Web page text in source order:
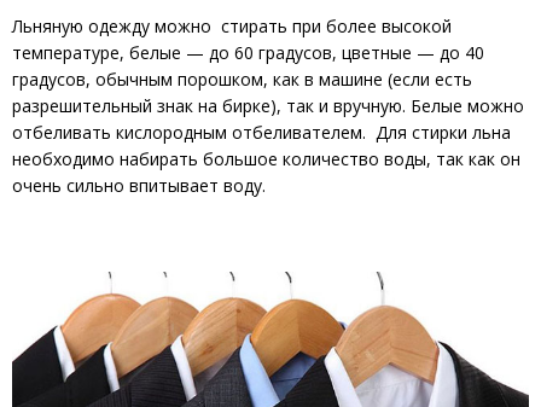
Льняную одежду можно стирать при более высокой
температуре, белые — до 60 градусов, цветные — до 40
градусов, обычным порошком, как в машине (если есть
разрешительный знак на бирке), так и вручную. Белые можно
отбеливать кислородным отбеливателем. Для стирки льна
необходимо набирать большое количество воды, так как он
очень сильно впитывает воду.